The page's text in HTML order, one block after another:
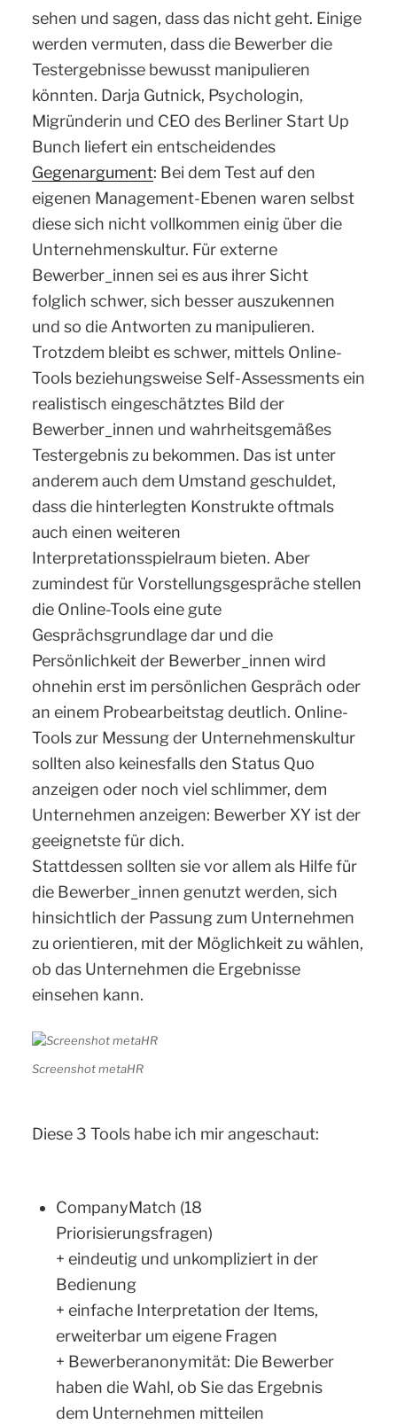
sehen und sagen, dass das nicht geht. Einige
werden vermuten, dass die Bewerber die
Testergebnisse bewusst manipulieren
könnten. Darja Gutnick, Psychologin,
Migründerin und CEO des Berliner Start Up
Bunch liefert ein entscheidendes
Gegenargument: Bei dem Test auf den
eigenen Management-Ebenen waren selbst
diese sich nicht vollkommen einig über die
Unternehmenskultur. Für externe
Bewerber_innen sei es aus ihrer Sicht
folglich schwer, sich besser auszukennen
und so die Antworten zu manipulieren.
Trotzdem bleibt es schwer, mittels Online-
Tools beziehungsweise Self-Assessments ein
realistisch eingeschätztes Bild der
Bewerber_innen und wahrheitsgemäßes
Testergebnis zu bekommen. Das ist unter
anderem auch dem Umstand geschuldet,
dass die hinterlegten Konstrukte oftmals
auch einen weiteren
Interpretationsspielraum bieten. Aber
zumindest für Vorstellungsgespräche stellen
die Online-Tools eine gute
Gesprächsgrundlage dar und die
Persönlichkeit der Bewerber_innen wird
ohnehin erst im persönlichen Gespräch oder
an einem Probearbeitstag deutlich. Online-
Tools zur Messung der Unternehmenskultur
sollten also keinesfalls den Status Quo
anzeigen oder noch viel schlimmer, dem
Unternehmen anzeigen: Bewerber XY ist der
geeignetste für dich.
Stattdessen sollten sie vor allem als Hilfe für
die Bewerber_innen genutzt werden, sich
hinsichtlich der Passung zum Unternehmen
zu orientieren, mit der Möglichkeit zu wählen,
ob das Unternehmen die Ergebnisse
einsehen kann.
Screenshot metaHR
Diese 3 Tools habe ich mir angeschaut:
CompanyMatch (18
Priorisierungsfragen)
+ eindeutig und unkompliziert in der
Bedienung
+ einfache Interpretation der Items,
erweiterbar um eigene Fragen
+ Bewerberanonymität: Die Bewerber
haben die Wahl, ob Sie das Ergebnis
dem Unternehmen mitteilen